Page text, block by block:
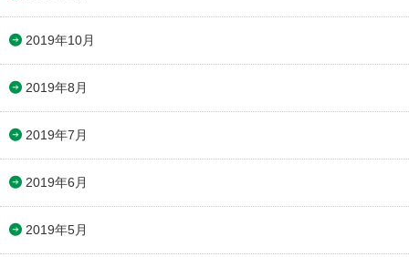
2019年10月
2019年8月
2019年7月
2019年6月
2019年5月